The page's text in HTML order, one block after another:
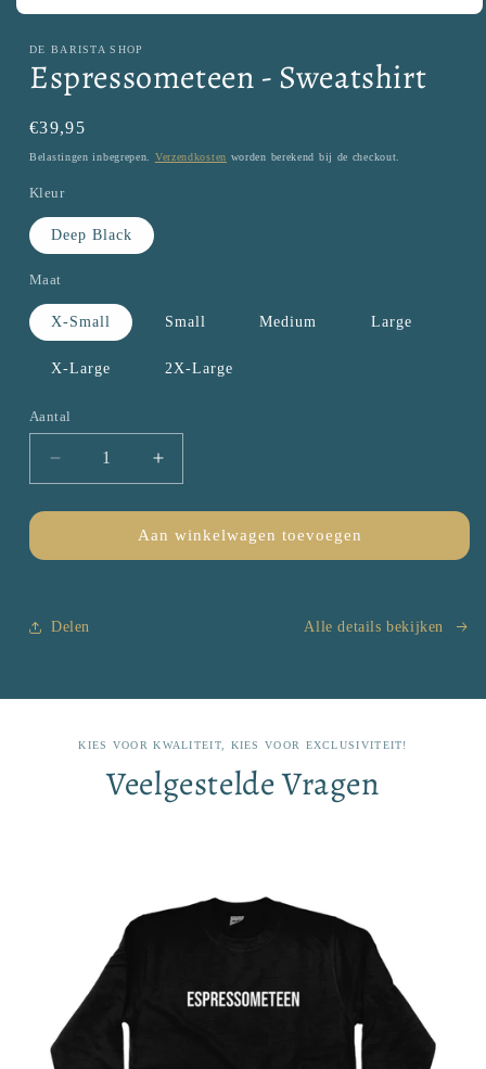
openen
modaal
DE BARISTA SHOP
Espressometeen - Sweatshirt
Normale
prijs
€39,95
Belastingen inbegrepen. Verzendkosten worden berekend bij de checkout.
Kleur
Deep Black
Maat
X-Small Small Medium Large
X-Large 2X-Large
Aantal
Aantal
Aantal
verlagen
voor
Espressometeen
-
Aantal
verhogen
voor
Espressometeen
-
Aan winkelwagen toevoegen
Delen Alle details bekijken
KIES VOOR KWALITEIT, KIES VOOR EXCLUSIVITEIT!
Veelgestelde Vragen